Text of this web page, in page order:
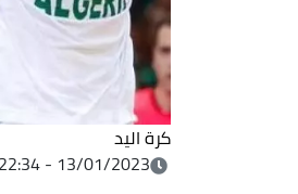
كرة اليد
13/01/2023 - 22:34